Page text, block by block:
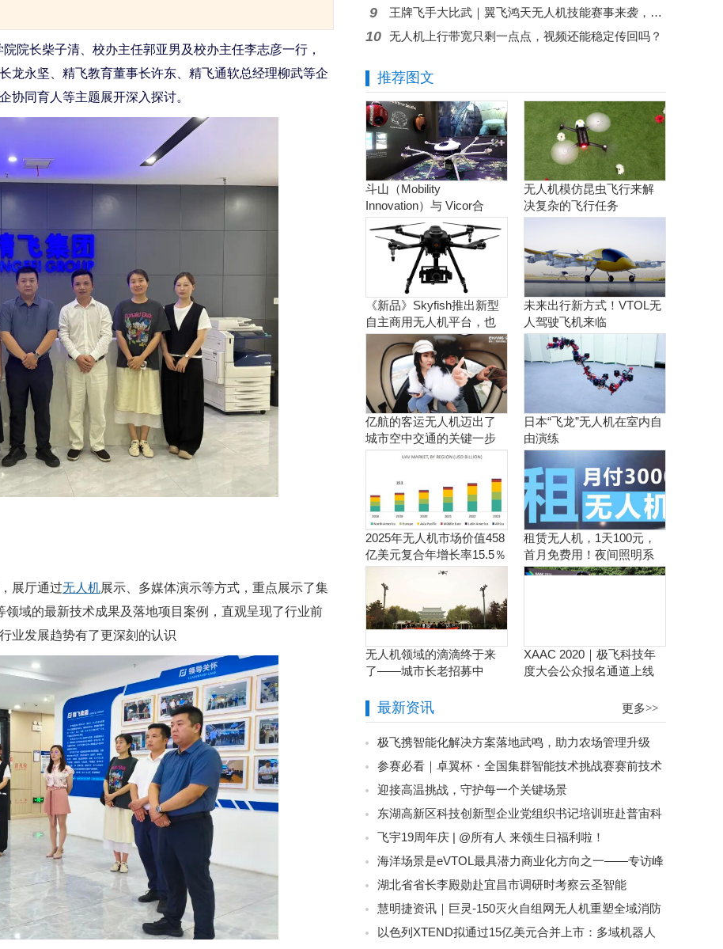
院院长柴子清、校办主任郭亚男及校办主任李志彦一行，
龙永坚、精飞教育董事长许东、精飞通软总经理柳武等企
协同育人等主题展开深入探讨。
展厅通过无人机展示、多媒体演示等方式，重点展示了集
域的最新技术成果及落地项目案例，直观呈现了行业前
业发展趋势有了更深刻的认识
9 王牌飞手大比武｜翼飞鸿天无人机技能赛事来袭，现金大奖等你来拿
10 无人机上行带宽只剩一点点，视频还能稳定传回吗？
推荐图文
斗山（Mobility
Innovation）与 Vicor合
作。实现商用氢燃料电池
无人机
无人机模仿昆虫飞行来解
决复杂的飞行任务
《新品》Skyfish推出新型
自主商用无人机平台，也
可搭载Sony Alpha相机
未来出行新方式！VTOL无
人驾驶飞机来临
亿航的客运无人机迈出了
城市空中交通的关键一步
日本“飞龙”无人机在室内自
由演练
2025年无人机市场价值458
亿美元复合年增长率15.5％
租赁无人机，1天100元，
首月免费用！夜间照明系
统施工、抢险、应急救援
无人机领域的滴滴终于来
了——城市长老招募中
XAAC 2020｜极飞科技年
度大会公众报名通道上线
最新资讯 更多>>
极飞携智能化解决方案落地武鸣，助力农场管理升级
参赛必看｜卓翼杯・全国集群智能技术挑战赛赛前技术
培训即将开启！
迎接高温挑战，守护每一个关键场景
东湖高新区科技创新型企业党组织书记培训班赴普宙科
技参观调研
飞宇19周年庆 | @所有人 来领生日福利啦！
海洋场景是eVTOL最具潜力商业化方向之一——专访峰
飞航空谢嘉丨低空大咖谈
湖北省省长李殿勋赴宜昌市调研时考察云圣智能
慧明捷资讯｜巨灵-150灭火自组网无人机重塑全域消防
救援新格局，硬核空中救险！
以色列XTEND拟通过15亿美元合并上市：多域机器人